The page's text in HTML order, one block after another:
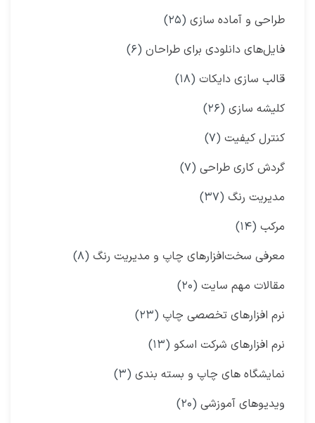
طراحی و آماده سازی (۲۵)
فایل‌های دانلودی برای طراحان (۶)
قالب سازی دایکات (۱۸)
کلیشه سازی (۲۶)
کنترل کیفیت (۷)
گردش کاری طراحی (۷)
مدیریت رنگ (۳۷)
مرکب (۱۴)
معرفی سخت‌افزارهای چاپ و مدیریت رنگ (۸)
مقالات مهم سایت (۲۰)
نرم افزارهای تخصصی چاپ (۲۳)
نرم افزارهای شرکت اسکو (۱۳)
نمایشگاه‌ های چاپ و بسته بندی (۳)
ویدیوهای آموزشی (۲۰)